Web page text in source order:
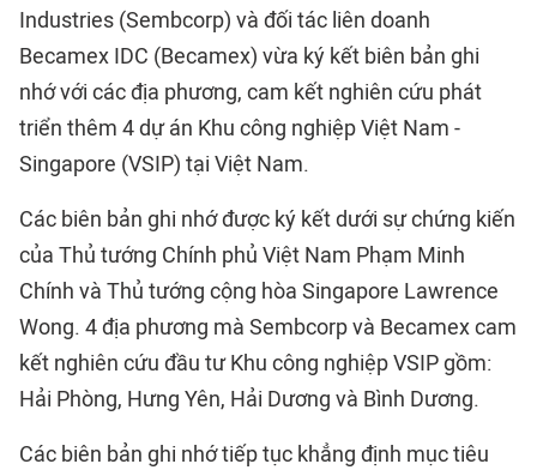
Industries (Sembcorp) và đối tác liên doanh
Becamex IDC (Becamex) vừa ký kết biên bản ghi
nhớ với các địa phương, cam kết nghiên cứu phát
triển thêm 4 dự án Khu công nghiệp Việt Nam -
Singapore (VSIP) tại Việt Nam.
Các biên bản ghi nhớ được ký kết dưới sự chứng kiến
của Thủ tướng Chính phủ Việt Nam Phạm Minh
Chính và Thủ tướng cộng hòa Singapore Lawrence
Wong. 4 địa phương mà Sembcorp và Becamex cam
kết nghiên cứu đầu tư Khu công nghiệp VSIP gồm:
Hải Phòng, Hưng Yên, Hải Dương và Bình Dương.
Các biên bản ghi nhớ tiếp tục khẳng định mục tiêu